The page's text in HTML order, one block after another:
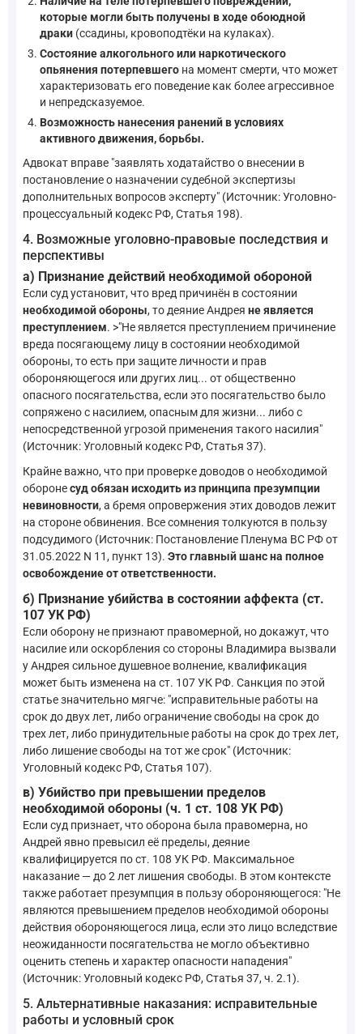
которые могли быть получены в ходе обоюдной
драки (ссадины, кровоподтёки на кулаках).
Состояние алкогольного или наркотического
опьянения потерпевшего на момент смерти, что может
характеризовать его поведение как более агрессивное
и непредсказуемое.
Возможность нанесения ранений в условиях
активного движения, борьбы.
Адвокат вправе "заявлять ходатайство о внесении в
постановление о назначении судебной экспертизы
дополнительных вопросов эксперту" (Источник: Уголовно-
процессуальный кодекс РФ, Статья 198).
4. Возможные уголовно-правовые последствия и
перспективы
а) Признание действий необходимой обороной
Если суд установит, что вред причинён в состоянии
необходимой обороны, то деяние Андрея не является
преступлением. >"Не является преступлением причинение
вреда посягающему лицу в состоянии необходимой
обороны, то есть при защите личности и прав
обороняющегося или других лиц... от общественно
опасного посягательства, если это посягательство было
сопряжено с насилием, опасным для жизни... либо с
непосредственной угрозой применения такого насилия"
(Источник: Уголовный кодекс РФ, Статья 37).
Крайне важно, что при проверке доводов о необходимой
оборонесуд обязан исходить из принципа презумпции
невиновности, а бремя опровержения этих доводов лежит
на стороне обвинения. Все сомнения толкуются в пользу
подсудимого (Источник: Постановление Пленума ВС РФ от
31.05.2022 N 11, пункт 13). Это главный шанс на полное
освобождение от ответственности.
б) Признание убийства в состоянии аффекта (ст.
107 УК РФ)
Если оборону не признают правомерной, но докажут, что
насилие или оскорбления со стороны Владимира вызвали
у Андрея сильное душевное волнение, квалификация
может быть изменена на ст. 107 УК РФ. Санкция по этой
статье значительно мягче: "исправительные работы на
срок до двух лет, либо ограничение свободы на срок до
трех лет, либо принудительные работы на срок до трех лет,
либо лишение свободы на тот же срок" (Источник:
Уголовный кодекс РФ, Статья 107).
в) Убийство при превышении пределов
необходимой обороны (ч. 1 ст. 108 УК РФ)
Если суд признает, что оборона была правомерна, но
Андрей явно превысил её пределы, деяние
квалифицируется по ст. 108 УК РФ. Максимальное
наказание — до 2 лет лишения свободы. В этом контексте
также работает презумпция в пользу обороняющегося: "Не
являются превышением пределов необходимой обороны
действия обороняющегося лица, если это лицо вследствие
неожиданности посягательства не могло объективно
оценить степень и характер опасности нападения"
(Источник: Уголовный кодекс РФ, Статья 37, ч. 2.1).
5. Альтернативные наказания: исправительные
работы и условный срок